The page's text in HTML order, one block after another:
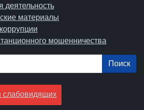
деятельность
материалы
мошенничества
слабовидящих